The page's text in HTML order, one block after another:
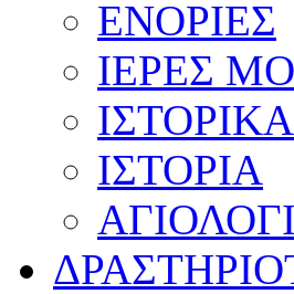
ΕΝΟΡΙΕΣ
ΙΕΡΕΣ
ΙΣΤΟΡΙΑ